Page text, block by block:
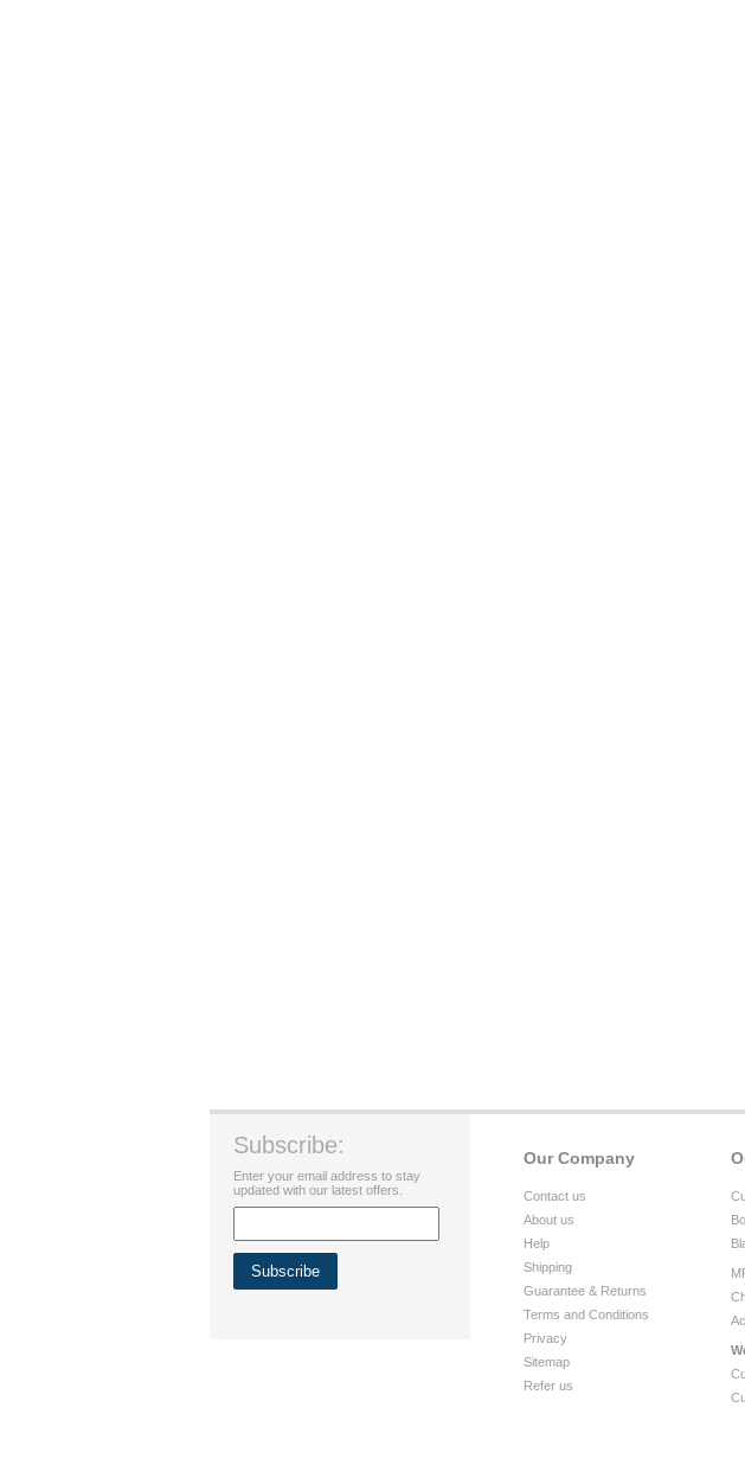
Our Company
Contact us
About us
Help
Shipping
Guarantee & Returns
Terms and Conditions
Privacy
Sitemap
Refer us
Subscribe:
Enter your email address to stay
updated with our latest offers.